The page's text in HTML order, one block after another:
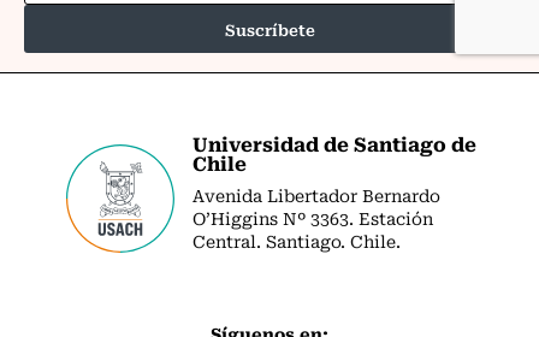
Universidad de Santiago de
Chile
Avenida Libertador Bernardo
O’Higgins Nº 3363. Estación
Central. Santiago. Chile.